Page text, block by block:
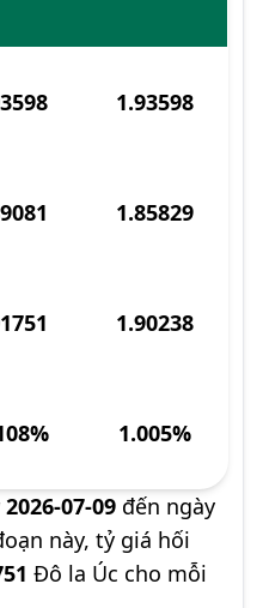
1.93598
1.85829
1.90238
1.005%
2026-07-09 đến ngày
này, tỷ giá hối
Đô la Úc cho mỗi